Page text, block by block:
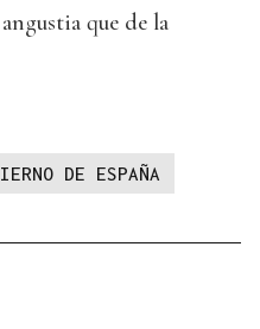
que de la
DE ESPAÑA